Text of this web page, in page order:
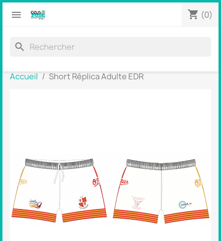
 shopping_cart (0)
search
Accueil Short Réplica Adulte EDR